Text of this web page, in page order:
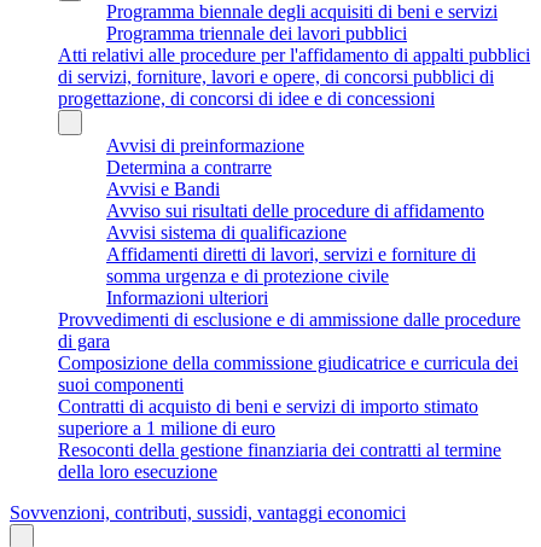
Programma biennale degli acquisiti di beni e servizi
Programma triennale dei lavori pubblici
Atti relativi alle procedure per l'affidamento di appalti pubblici
di servizi, forniture, lavori e opere, di concorsi pubblici di
progettazione, di concorsi di idee e di concessioni
Avvisi di preinformazione
Determina a contrarre
Avvisi e Bandi
Avviso sui risultati delle procedure di affidamento
Avvisi sistema di qualificazione
Affidamenti diretti di lavori, servizi e forniture di
somma urgenza e di protezione civile
Informazioni ulteriori
Provvedimenti di esclusione e di ammissione dalle procedure
di gara
Composizione della commissione giudicatrice e curricula dei
suoi componenti
Contratti di acquisto di beni e servizi di importo stimato
superiore a 1 milione di euro
Resoconti della gestione finanziaria dei contratti al termine
della loro esecuzione
Sovvenzioni, contributi, sussidi, vantaggi economici